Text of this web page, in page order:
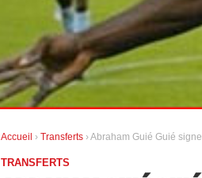
Accueil › Transferts › Abraham Guié Guié
TRANSFERTS